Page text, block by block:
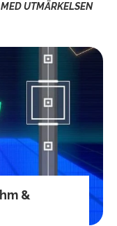
UTMÄRKELSEN
&